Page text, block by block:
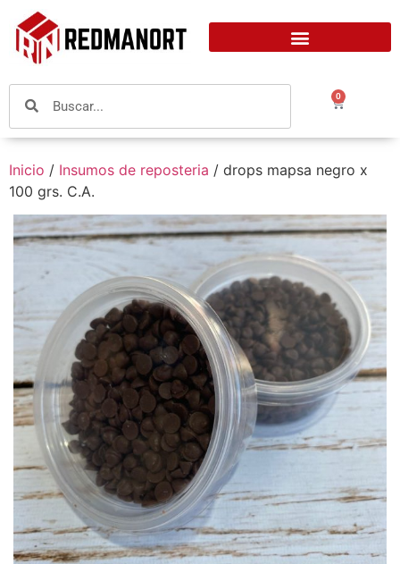
0
Inicio / Insumos de reposteria / drops mapsa negro x
100 grs. C.A.